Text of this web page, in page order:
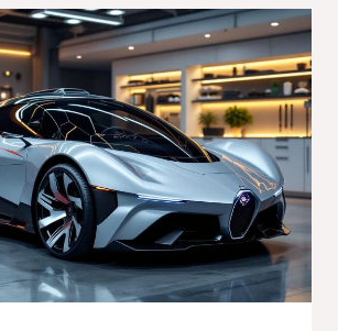
QASHQAI
1.2
DIG-
T
115
:
CAUSES
SOLUTIONS
POSSIBLES